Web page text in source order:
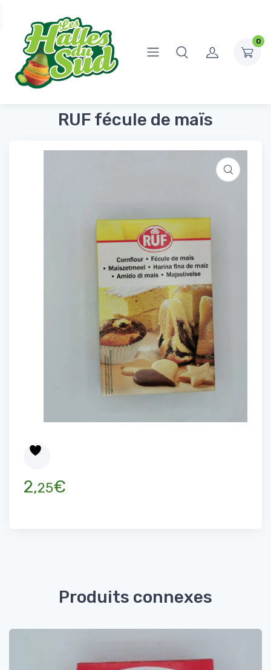
0
Accueil
Épicerie Sucrée
Sucres, Farines, coulis et préparations de gâteaux
RUF fécule de maïs
2,25€
Produits connexes